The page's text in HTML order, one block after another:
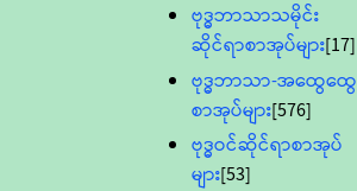
ဗုဒ္ဓဘာသာသမိုင်း
ဆိုင်ရာစာအုပ်များ[17]
ဗုဒ္ဓဘာသာ-အထွေထွေ
စာအုပ်များ[576]
ဗုဒ္ဓဝင်ဆိုင်ရာစာအုပ်
များ[53]